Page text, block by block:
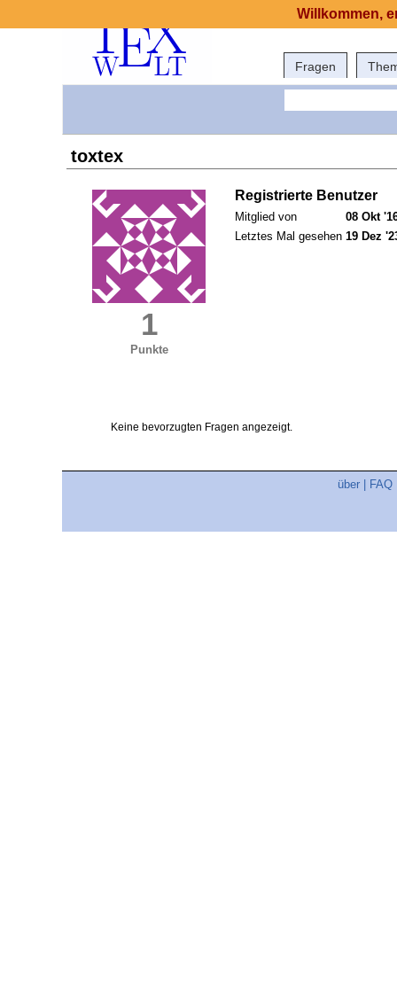
Fragen
toxtex
1
Punkte
Registrierte Benutzer
Mitglied von
08 Okt
Letztes Mal gesehen 19 Dez
Keine bevorzugten Fragen angezeigt.
über FAQ
Willkommen,